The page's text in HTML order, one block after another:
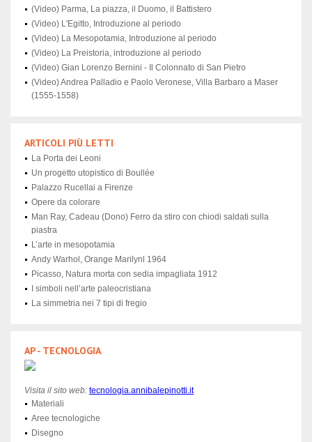
(Video) Parma, La piazza, il Duomo, il Battistero
(Video) L'Egitto, Introduzione al periodo
(Video) La Mesopotamia, Introduzione al periodo
(Video) La Preistoria, introduzione al periodo
(Video) Gian Lorenzo Bernini - Il Colonnato di San Pietro
(Video) Andrea Palladio e Paolo Veronese, Villa Barbaro a Maser
(1555-1558)
ARTICOLI PIÙ LETTI
La Porta dei Leoni
Un progetto utopistico di Boullée
Palazzo Rucellai a Firenze
Opere da colorare
Man Ray, Cadeau (Dono) Ferro da stiro con chiodi saldati sulla
piastra
L’arte in mesopotamia
Andy Warhol, Orange Marilynl 1964
Picasso, Natura morta con sedia impagliata 1912
I simboli nell’arte paleocristiana
La simmetria nei 7 tipi di fregio
AP - TECNOLOGIA
Visita il sito web: tecnologia.annibalepinotti.it
Materiali
Aree tecnologiche
Disegno